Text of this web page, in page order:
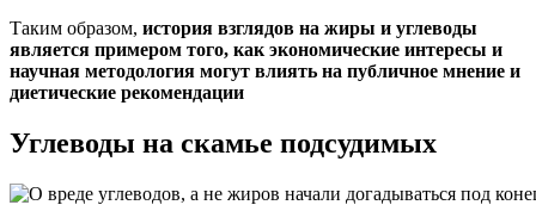
Таким образом, история взглядов на жиры и углеводы
является примером того, как экономические интересы и
научная методология могут влиять на публичное мнение и
диетические рекомендации
Углеводы на скамье подсудимых